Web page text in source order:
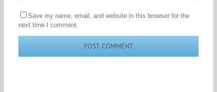
Save my name, email, and website in this browser for the
next time I comment.